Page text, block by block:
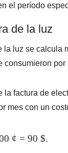
el período
de la luz
la luz se calcula
consumieron por
la factura de
mes con un
¢ = 90 $.